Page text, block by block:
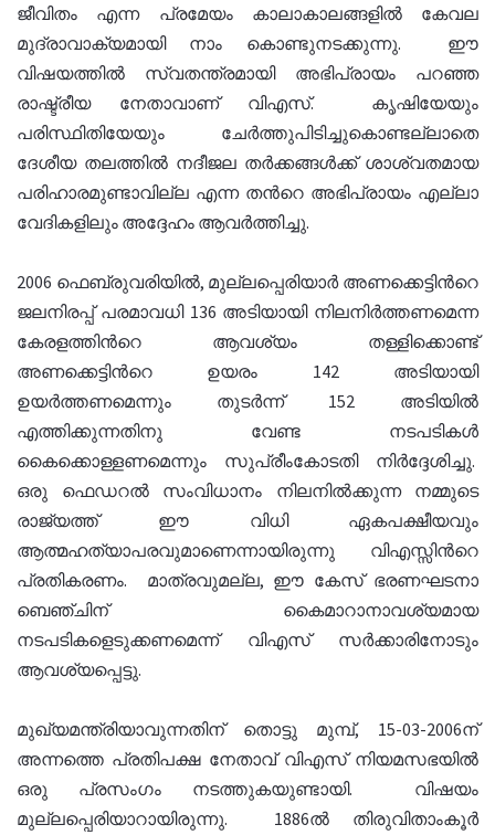
ജീവിതം എന്ന പ്രമേയം കാലാകാലങ്ങളിൽ കേവല
മുദ്രാവാക്യമായി നാം കൊണ്ടുനടക്കുന്നു. ഈ
വിഷയത്തിൽ സ്വതന്ത്രമായി അഭിപ്രായം പറഞ്ഞ
രാഷ്ട്രീയ നേതാവാണ് വിഎസ്. കൃഷിയേയും
പരിസ്ഥിതിയേയും ചേർത്തുപിടിച്ചുകൊണ്ടല്ലാതെ
ദേശീയ തലത്തിൽ നദീജല തർക്കങ്ങൾക്ക് ശാശ്വതമായ
പരിഹാരമുണ്ടാവില്ല എന്ന തൻറെ അഭിപ്രായം എല്ലാ
വേദികളിലും അദ്ദേഹം ആവർത്തിച്ചു.
2006 ഫെബ്രുവരിയിൽ, മുല്ലപ്പെരിയാർ അണക്കെട്ടിൻറെ
ജലനിരപ്പ് പരമാവധി 136 അടിയായി നിലനിർത്തണമെന്ന
കേരളത്തിൻറെ ആവശ്യം തള്ളിക്കൊണ്ട്
അണക്കെട്ടിൻറെ ഉയരം 142 അടിയായി
ഉയർത്തണമെന്നും തുടർന്ന് 152 അടിയിൽ
എത്തിക്കുന്നതിനു വേണ്ട നടപടികൾ
കൈക്കൊള്ളണമെന്നും സുപ്രീംകോടതി നിർദ്ദേശിച്ചു.
ഒരു ഫെഡറൽ സംവിധാനം നിലനിൽക്കുന്ന നമ്മുടെ
രാജ്യത്ത് ഈ വിധി ഏകപക്ഷീയവും
ആത്മഹത്യാപരവുമാണെന്നായിരുന്നു വിഎസ്സിൻറെ
പ്രതികരണം. മാത്രവുമല്ല, ഈ കേസ് ഭരണഘടനാ
ബെഞ്ചിന് കൈമാറാനാവശ്യമായ
നടപടികളെടുക്കണമെന്ന് വിഎസ് സർക്കാരിനോടും
ആവശ്യപ്പെട്ടു.
മുഖ്യമന്ത്രിയാവുന്നതിന് തൊട്ടു മുമ്പ്, 15-03-2006ന്
അന്നത്തെ പ്രതിപക്ഷ നേതാവ് വിഎസ് നിയമസഭയിൽ
ഒരു പ്രസംഗം നടത്തുകയുണ്ടായി. വിഷയം
മുല്ലപ്പെരിയാറായിരുന്നു. 1886ൽ തിരുവിതാംകൂർ